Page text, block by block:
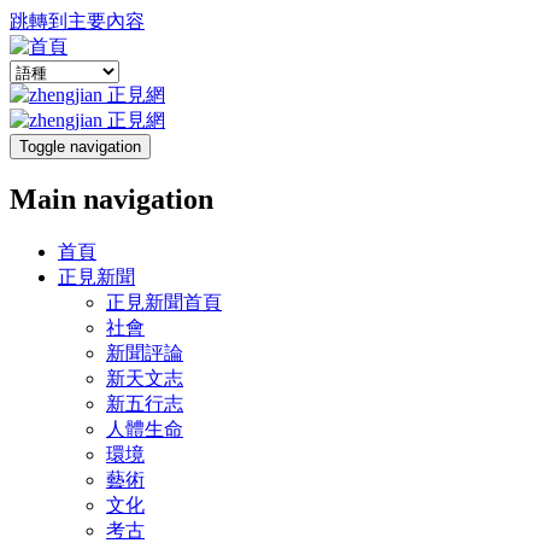
跳轉到主要內容
Toggle navigation
Main navigation
首頁
正見新聞
正見新聞首頁
社會
新聞評論
新天文志
新五行志
人體生命
環境
藝術
文化
考古